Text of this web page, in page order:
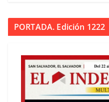
PORTADA. Edición 1222